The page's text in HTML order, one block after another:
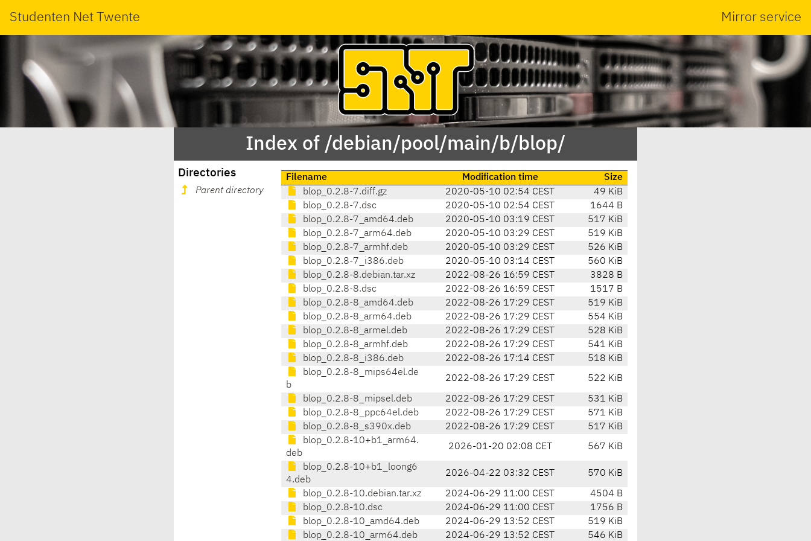
Studenten Net Twente Mirror service
Index of /debian/pool/main/b/blop/
Directories
Parent directory
Filename Modification time
Size
blop_0.2.8-7.diff.gz
2020-05-10 02:54 CEST
49 KiB
blop_0.2.8-7.dsc
2020-05-10 02:54 CEST
1644 B
blop_0.2.8-7_amd64.deb
2020-05-10 03:19 CEST
517 KiB
blop_0.2.8-7_arm64.deb
2020-05-10 03:29 CEST
519 KiB
blop_0.2.8-7_armhf.deb
2020-05-10 03:29 CEST
526 KiB
blop_0.2.8-7_i386.deb
2020-05-10 03:14 CEST
560 KiB
blop_0.2.8-8.debian.tar.xz
2022-08-26 16:59 CEST
3828 B
blop_0.2.8-8.dsc
2022-08-26 16:59 CEST
1517 B
blop_0.2.8-8_amd64.deb
2022-08-26 17:29 CEST
519 KiB
blop_0.2.8-8_arm64.deb
2022-08-26 17:29 CEST
554 KiB
blop_0.2.8-8_armel.deb
2022-08-26 17:29 CEST
528 KiB
blop_0.2.8-8_armhf.deb
2022-08-26 17:29 CEST
541 KiB
blop_0.2.8-8_i386.deb
2022-08-26 17:14 CEST
518 KiB
blop_0.2.8-8_mips64el.de
b
2022-08-26 17:29 CEST 522 KiB
blop_0.2.8-8_mipsel.deb 2022-08-26 17:29 CEST
531 KiB
blop_0.2.8-8_ppc64el.deb
2022-08-26 17:29 CEST
571 KiB
blop_0.2.8-8_s390x.deb
2022-08-26 17:29 CEST
517 KiB
blop_0.2.8-10+b1_arm64.
deb
2026-01-20 02:08 CET 567 KiB
blop_0.2.8-10+b1_loong6
4.deb
2026-04-22 03:32 CEST 570 KiB
blop_0.2.8-10.debian.tar.xz 2024-06-29 11:00 CEST
4504 B
blop_0.2.8-10.dsc
2024-06-29 11:00 CEST
1756 B
blop_0.2.8-10_amd64.deb
2024-06-29 13:52 CEST
519 KiB
blop_0.2.8-10_arm64.deb
2024-06-29 13:52 CEST 546 KiB